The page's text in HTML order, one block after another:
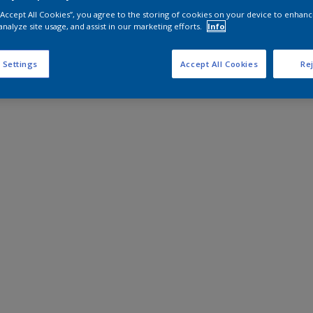
All Cookies”, you agree to the storing of cookies on your device to
site usage, and assist in our marketing efforts.
Info
Settings Accept All Cookies